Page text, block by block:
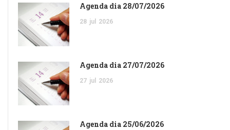
Agenda dia 28/07/2026
28 jul 2026
Agenda dia 27/07/2026
27 jul 2026
Agenda dia 25/06/2026